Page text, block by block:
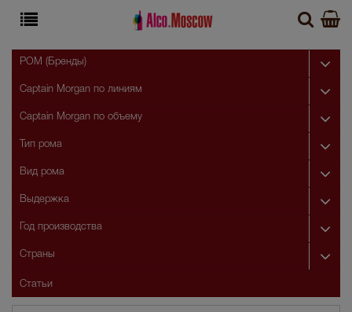
РОМ (Бренды)
Captain Morgan по линиям
Captain Morgan по объему
Тип рома
Вид рома
Выдержка
Год производства
Страны
Статьи